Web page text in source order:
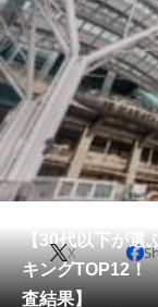
TOP
エンタメ
グルメ
住まい
動物
会員記事
メディア
【30代以下が選
キングTOP12！
査結果】
X